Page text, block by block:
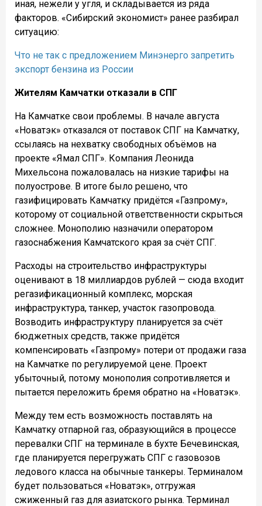
иная, нежели у угля, и складывается из ряда
факторов. «Сибирский экономист» ранее разбирал
ситуацию:
Что не так с предложением Минэнерго запретить
экспорт бензина из России
Жителям Камчатки отказали в СПГ
На Камчатке свои проблемы. В начале августа
«Новатэк» отказался от поставок СПГ на Камчатку,
ссылаясь на нехватку свободных объёмов на
проекте «Ямал СПГ». Компания Леонида
Михельсона пожаловалась на низкие тарифы на
полуострове. В итоге было решено, что
газифицировать Камчатку придётся «Газпрому»,
которому от социальной ответственности скрыться
сложнее. Монополию назначили оператором
газоснабжения Камчатского края за счёт СПГ.
Расходы на строительство инфраструктуры
оценивают в 18 миллиардов рублей — сюда входит
регазификационный комплекс, морская
инфраструктура, танкер, участок газопровода.
Возводить инфраструктуру планируется за счёт
бюджетных средств, также придётся
компенсировать «Газпрому» потери от продажи газа
на Камчатке по регулируемой цене. Проект
убыточный, потому монополия сопротивляется и
пытается переложить бремя обратно на «Новатэк».
Между тем есть возможность поставлять на
Камчатку отпарной газ, образующийся в процессе
перевалки СПГ на терминале в бухте Бечевинская,
где планируется перегружать СПГ с газовозов
ледового класса на обычные танкеры. Терминалом
будет пользоваться «Новатэк», отгружая
сжиженный газ для азиатского рынка. Терминал